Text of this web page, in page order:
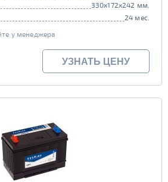
330x172x242 мм.
24 мес.
у менеджера
УЗНАТЬ ЦЕНУ